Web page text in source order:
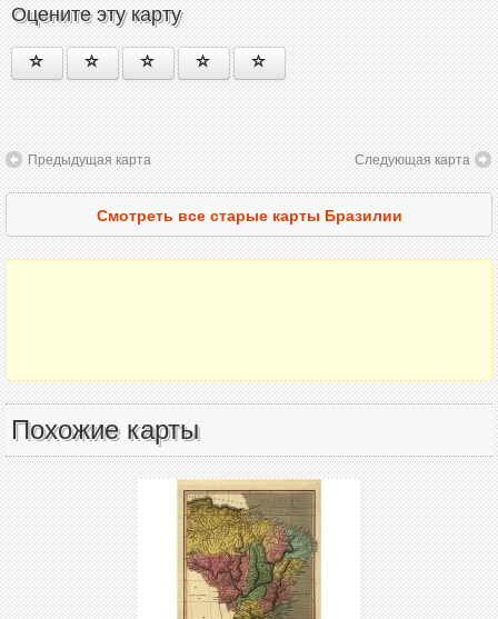
Оцените эту карту
Предыдущая карта Следующая карта
Смотреть все старые карты Бразилии
Похожие карты